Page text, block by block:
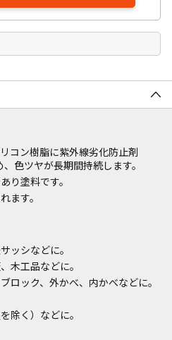
コン樹脂に紫外線劣化防止剤
色ツヤが長期間持続します。
り塗料です。
ます。
ッシなどに。
木工品などに。
ロック、外かべ、内かべなどに。
除く）などに。